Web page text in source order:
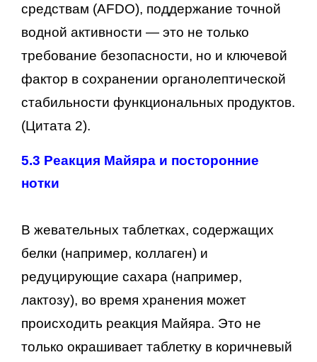
средствам (AFDO), поддержание точной
водной активности — это не только
требование безопасности, но и ключевой
фактор в сохранении органолептической
стабильности функциональных продуктов.
(Цитата 2).
5.3 Реакция Майяра и посторонние
нотки
В жевательных таблетках, содержащих
белки (например, коллаген) и
редуцирующие сахара (например,
лактозу), во время хранения может
происходить реакция Майяра. Это не
только окрашивает таблетку в коричневый